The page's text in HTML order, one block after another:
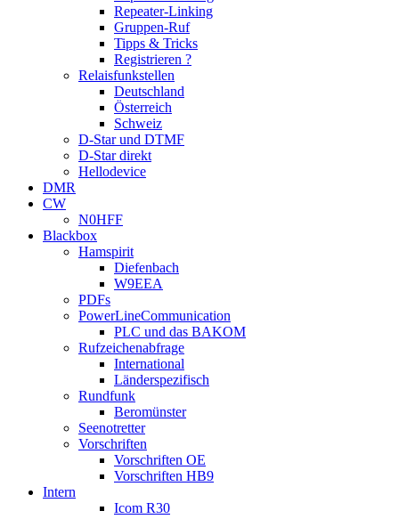
Repeater-Linking
Gruppen-Ruf
Tipps & Tricks
Registrieren ?
Relaisfunkstellen
Deutschland
Österreich
Schweiz
D-Star und DTMF
D-Star direkt
Hellodevice
DMR
CW
N0HFF
Blackbox
Hamspirit
Diefenbach
W9EEA
PDFs
PowerLineCommunication
PLC und das BAKOM
Rufzeichenabfrage
International
Länderspezifisch
Rundfunk
Beromünster
Seenotretter
Vorschriften
Vorschriften OE
Vorschriften HB9
Intern
Icom R30